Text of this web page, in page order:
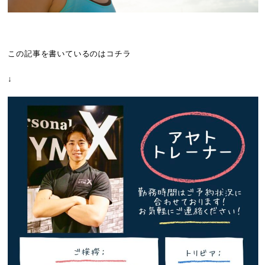
この記事を書いているのはコチラ
↓